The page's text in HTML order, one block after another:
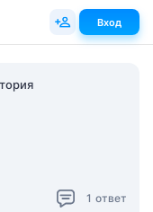
1 ответ
Вход